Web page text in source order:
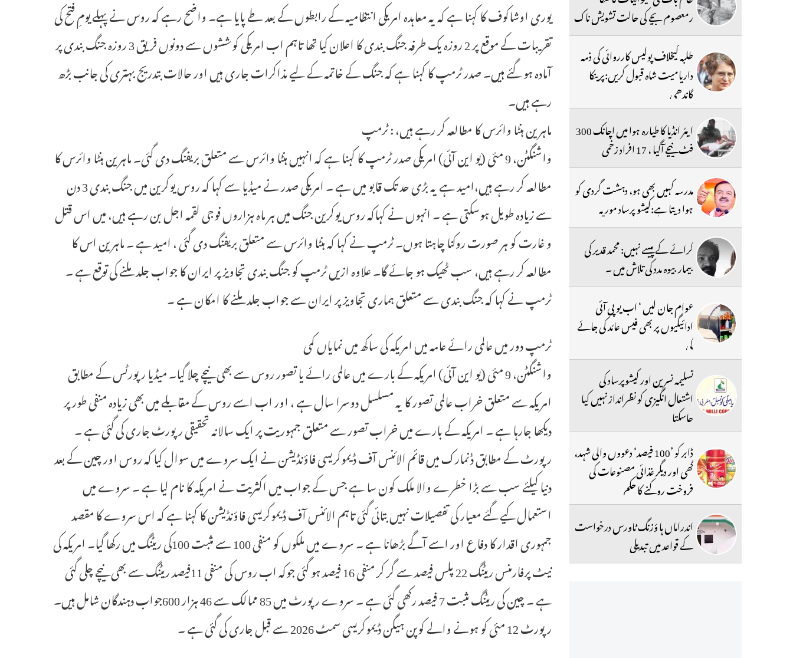
یوری اوشاکوف کا کہنا ہے کہ یہ معاہدہ امریکی انتظامیہ کے رابطوں کے بعد طے پایا ہے۔ واضح رہے کہ روس نے پہلے یومِ فتح کی
تقریبات کے موقع پر 2 روزہ یک طرفہ جنگ بندی کا اعلان کیا تھا تاہم اب امریکی کوششوں سے دونوں فریق 3 روزہ جنگ بندی پر
آمادہ ہو گئے ہیں۔ صدر ٹرمپ کا کہنا ہے کہ جنگ کے خاتمہ کے لیے مذاکرات جاری ہیں اور حالات بتدریج بہتری کی جانب بڑھ
رہے ہیں۔
ماہرین ہنٹا وائرس کا مطالعہ کر رہے ہیں، : ٹرمپ
واشنگٹن، 9 مئی (یو این آئی) امریکی صدر ٹرمپ کا کہنا ہے کہ انہیں ہنٹا وائرس سے متعلق بریفنگ دی گئی۔ ماہرین ہنٹا وائرس کا
مطالعہ کر رہے ہیں،امید ہے یہ بڑی حد تک قابو میں ہے ۔ امریکی صدر نے میڈیا سے کہا کہ روس یوکرین میں جنگ بندی 3 دن
سے زیادہ طویل ہوسکتی ہے ۔ انہوں نے کہاکہ روس یوکرین جنگ میں ہر ماہ ہزاروں فوجی لقمہ اجل بن رہے ہیں، میں اس قتل
و غارت کو ہر صورت روکنا چاہتا ہوں۔ ٹرمپ نے کہا کہ ہنٹا وائرس سے متعلق بریفنگ دی گئی ، امید ہے ۔ ماہرین اس کا
مطالعہ کر رہے ہیں، سب ٹھیک ہو جائے گا۔ علاوہ ازیں ٹرمپ کو جنگ بندی تجاویز پر ایران کا جواب جلد ملنے کی توقع ہے ۔
ٹرمپ نے کہا کہ جنگ بندی سے متعلق ہماری تجاویز پر ایران سے جواب جلد ملنے کا امکان ہے ۔
ٹرمپ دور میں عالمی رائے عامہ میں امریکہ کی ساکھ میں نمایاں کمی
واشنگٹن، 9 مئی (یو این آئی) امریکہ کے بارے میں عالمی رائے یا تصور روس سے بھی نیچے چلا گیا۔ میڈیا رپورٹس کے مطابق
امریکہ سے متعلق خراب عالمی تصور کا یہ مسلسل دوسرا سال ہے ، اور اب اسے روس کے مقابلے میں بھی زیادہ منفی طور پر
دیکھا جارہا ہے ۔ امریکہ کے بارے میں خراب تصور سے متعلق جمہوریت پر ایک سالانہ تحقیقی رپورٹ جاری کی گئی ہے ۔
رپورٹ کے مطابق ڈنمارک میں قائم الائنس آف ڈیموکریسی فاؤنڈیشن نے ایک سروے میں سوال کیا کہ روس اور چین کے بعد
دنیا کیلئے سب سے بڑا خطرے والا ملک کون سا ہے جس کے جواب میں اکثریت نے امریکہ کا نام لیا ہے ۔ سروے میں
استعمال کیے گئے معیار کی تفصیلات نہیں بتائی گئی تاہم الائنس آف ڈیموکریسی فاؤنڈیشن کا کہنا ہے کہ اس سروے کا مقصد
جمہوری اقدار کا دفاع اور اسے آگے بڑھانا ہے ۔ سروے میں ملکوں کو منفی 100 سے مثبت 100کی ریٹنگ میں رکھا گیا۔ امریکہ کی
نیٹ پرفارمنس ریٹنگ 22 پلس فیصد سے گر کر منفی 16 فیصد ہو گئی جوکہ اب روس کی منفی 11فیصد ریٹنگ سے بھی نیچے چلی گئی
ہے ۔ چین کی ریٹنگ مثبت 7 فیصد رکھی گئی ہے ۔ سروے رپورٹ میں 85 ممالک سے 46 ہزار 600جواب دہندگان شامل ہیں۔
رپورٹ 12 مئی کو ہونے والے کوپن ہیگن ڈیموکریسی سمٹ 2026 سے قبل جاری کی گئی ہے ۔
رمعصوم بچے کی حالت تشویش ناک
طلبہ کیخلاف پولیس کارروائی کی ذمہ
داریامیت شاہ قبول کریں:پرینکا
گاندھی
ایئر انڈیا کا طیارہ ہوا میں اچانک 300
فٹ نیچے آگیا ، 17 افراد زخمی
مدرسہ کہیں بھی ہو، دہشت گردی کو
ہوا دیتا ہے:کیشو پرساد موریہ
کرائے کے پیسے نہیں: محمد قدیر کی
بیمار بیوہ مدد کی تلاش میں ۔
عوام جان لیں ‘ اب یو پی آئی
ادائیگیوں پر بھی فیس عائد کی جائے
گی
تسلیمہ نسرین اور کیشوپرساد کی
اشتعال انگیزی کو نظرانداز نہیں کیا
جاسکتا
ڈابر کو ’100 فیصد‘ دعووں والی شہد،
گھی اور دیگر غذائی مصنوعات کی
فروخت روکنے کا حکم
اندراماں ہا ؤزنگ ٹاورس درخواست
کے قواعد میں تبدیلی